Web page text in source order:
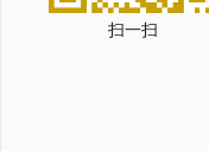
扫一扫